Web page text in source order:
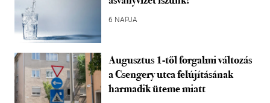
6 NAPJA
Augusztus 1-től forgalmi változás
a Csengery utca felújításának
harmadik üteme miatt